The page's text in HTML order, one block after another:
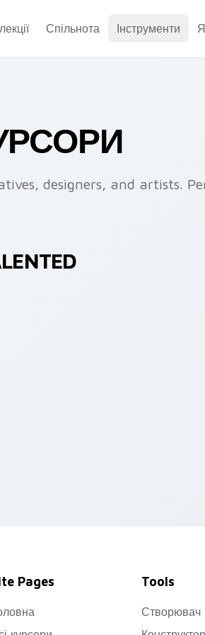
Спільнота Інструменти
designers, and artists.
Pages Tools
Створювач